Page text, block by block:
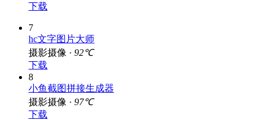
下载
7
hc文字图片大师
摄影摄像 · 92℃
下载
8
小鱼截图拼接生成器
摄影摄像 · 97℃
下载